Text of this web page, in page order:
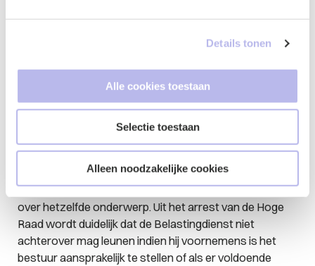
Details tonen
Alle cookies toestaan
Selectie toestaan
Alleen noodzakelijke cookies
Uit de Leidraad Invordering volgt dat in geval van
samenloop van bestuurdersaansprakelijkheid in
beginsel alleen de curator overgaat tot
uitgangspunt dat slechts één
bestuurdersaansprakelijkheidsregeling dient te worden
toegepast ter voorkoming van dubbele procedures
over hetzelfde onderwerp. Uit het arrest van de Hoge
Raad wordt duidelijk dat de Belastingdienst niet
achterover mag leunen indien hij voornemens is het
bestuur aansprakelijk te stellen of als er voldoende